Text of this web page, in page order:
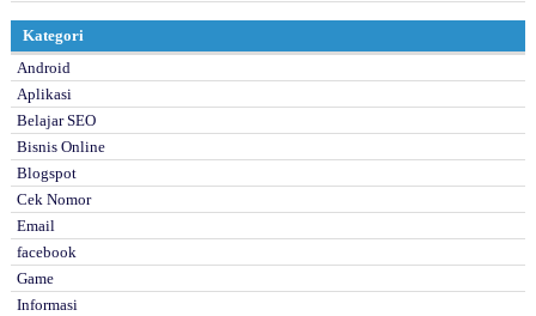
Kategori
Android
Aplikasi
Belajar SEO
Bisnis Online
Blogspot
Cek Nomor
Email
facebook
Game
Informasi